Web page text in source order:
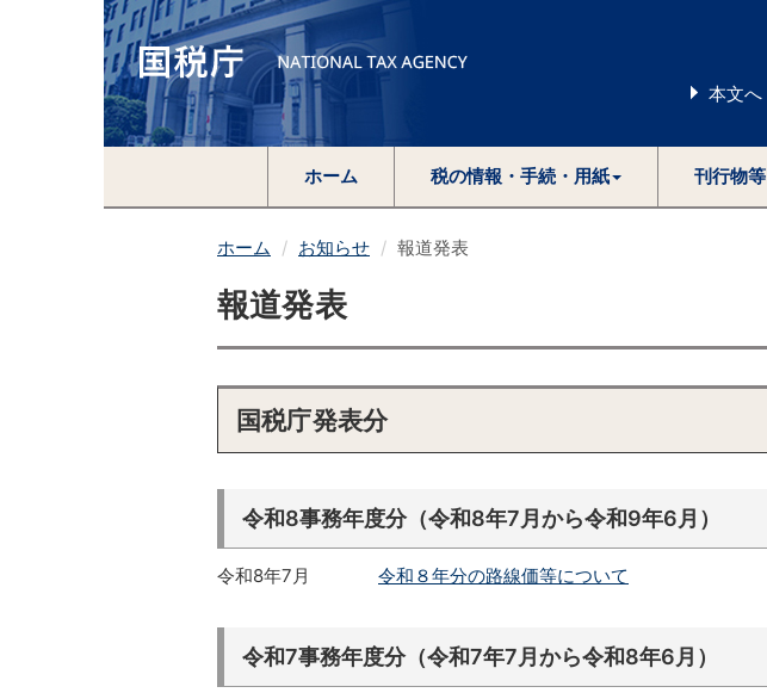
本文へ
ホーム 税の情報・手続・用紙 刊行物等
ホーム お知らせ 報道発表
報道発表
国税庁発表分
令和8事務年度分（令和8年7月から令和9年6月）
令和8年7月 令和８年分の路線価等について
令和7事務年度分（令和7年7月から令和8年6月）